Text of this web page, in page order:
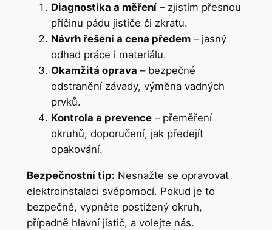
Diagnostika a měření– zjistím přesnou
příčinu pádu jističe či zkratu.
Návrh řešení a cena předem– jasný
odhad práce i materiálu.
Okamžitá oprava – bezpečné
odstranění závady, výměna vadných
prvků.
Kontrola a prevence– přeměření
okruhů, doporučení, jak předejít
opakování.
Bezpečnostní tip: Nesnažte se opravovat
elektroinstalaci svépomocí. Pokud je to
bezpečné, vypněte postižený okruh,
případně hlavní jistič, a volejte nás.